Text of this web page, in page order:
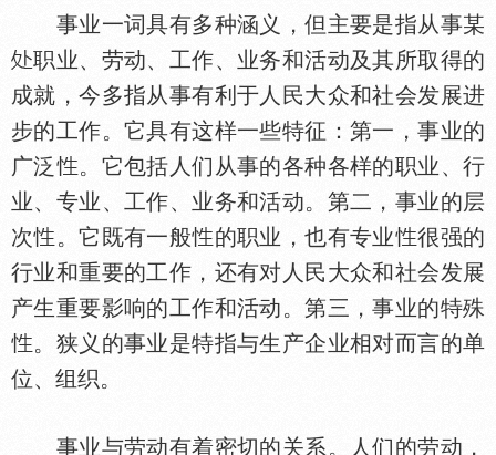
事业一词具有多种涵义，但主要是指从事某
职业、劳动、工作、业务和活动及其所取得的
成就，今多指从事有利于人民大众和社会发展进
步的工作。它具有这样一些特征：第一，事业的
广泛
。它包括人们从事的各种各样的职业、行
业、专业、工作、业务和活动。第二，事业的层
次
。它既有一般 的职业，也有专业
很强的
行业和重要的工作，还有对人民大众和社会发展
产生重要影响的工作和活动。第三，事业的特殊
。狭义的事业是特指与生产企业相对而言的单
位、组织。
事业与劳动有着密切的关系。人们的劳动，